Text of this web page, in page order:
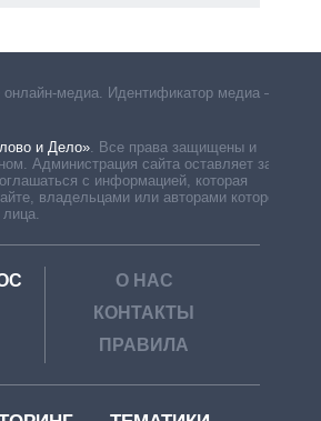
медиа. Идентификатор медиа –
и Дело». Все права защищены и
Администрация сайта оставляет за
с информацией, которая
владельцами или авторами которой
лица.
О НАС
КОНТАКТЫ
ПРАВИЛА